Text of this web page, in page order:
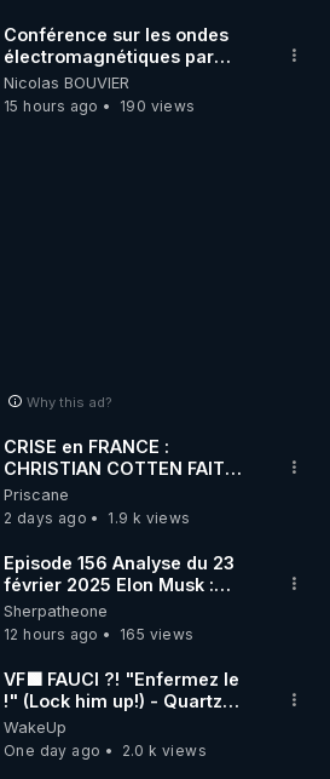
Conférence sur les ondes
électromagnétiques par
Grégoire Caustru et Bart de
Wever !
Nicolas BOUVIER
15 hours ago
190 views
Why this ad?
CRISE en FRANCE :
CHRISTIAN COTTEN FAIT
une étrange découverte
Priscane
2 days ago
1.9 k views
Episode 156 Analyse du 23
février 2025 Elon Musk :
Houston , on a un problème !
Sherpatheone
12 hours ago
165 views
VF🟩 FAUCI ?! "Enfermez le
!" (Lock him up!) - Quartz
Traduction
WakeUp
One day ago
2.0 k views